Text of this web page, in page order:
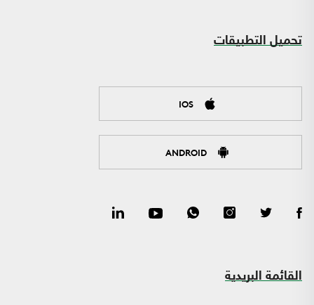
تحميل التطبيقات
IOS
ANDROID
القائمة البريدية